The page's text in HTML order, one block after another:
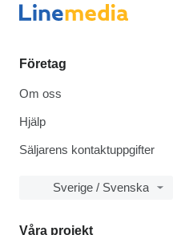
Företag
Om oss
Hjälp
Säljarens kontaktuppgifter
Sverige / Svenska
Våra projekt